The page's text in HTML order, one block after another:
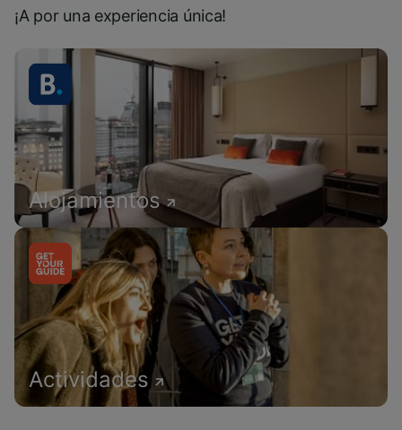
¡A por una experiencia única!
Alojamientos
Actividades